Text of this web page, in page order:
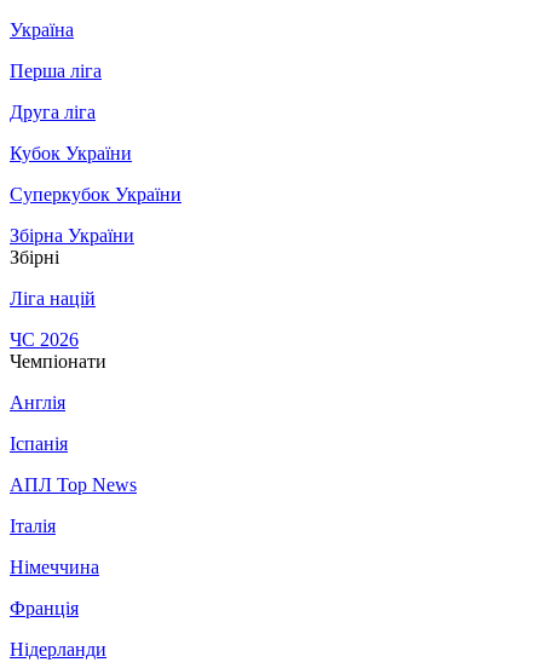
Україна
Перша ліга
Друга ліга
Кубок України
Суперкубок України
Збірна України
Збірні
Ліга націй
ЧС 2026
Чемпіонати
Англія
Іспанія
АПЛ Top News
Італія
Німеччина
Франція
Нідерланди